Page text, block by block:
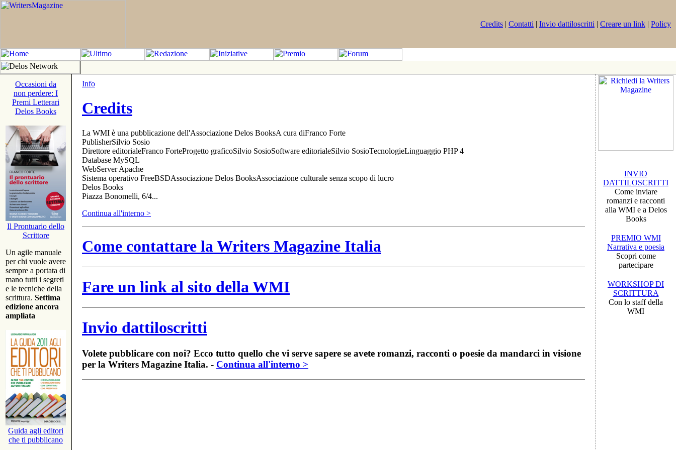
Credits | Contatti | Invio dattiloscritti | Creare un link | Policy
Occasioni da
non perdere: I
Premi Letterari
Delos Books
Il Prontuario dello
Scrittore
Un agile manuale
per chi vuole avere
sempre a portata di
mano tutti i segreti
e le tecniche della
scrittura. Settima
edizione ancora
ampliata
Guida agli editori
che ti pubblicano
Info
Credits
La WMI è una pubblicazione dell'Associazione Delos BooksA cura diFranco Forte
PublisherSilvio Sosio
Direttore editorialeFranco ForteProgetto graficoSilvio SosioSoftware editorialeSilvio SosioTecnologieLinguaggio PHP 4
Database MySQL
WebServer Apache
Sistema operativo FreeBSDAssociazione Delos BooksAssociazione culturale senza scopo di lucro
Delos Books
Piazza Bonomelli, 6/4...
Continua all'interno >
Come contattare la Writers Magazine Italia
Fare un link al sito della WMI
Invio dattiloscritti
Volete pubblicare con noi? Ecco tutto quello che vi serve sapere se avete romanzi, racconti o poesie da mandarci in visione
per la Writers Magazine Italia. - Continua all'interno >
INVIO
DATTILOSCRITTI
Come inviare
romanzi e racconti
alla WMI e a Delos
Books
PREMIO WMI
Narrativa e poesia
Scopri come
partecipare
WORKSHOP DI
SCRITTURA
Con lo staff della
WMI